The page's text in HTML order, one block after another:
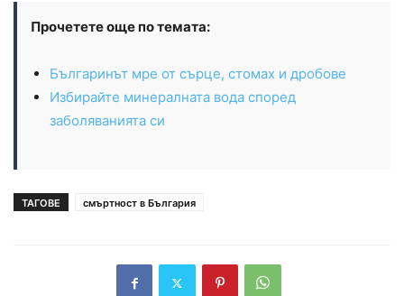
Прочетете още по темата:
Българинът мре от сърце, стомах и дробове
Избирайте минералната вода според
заболяванията си
ТАГОВЕ смъртност в България